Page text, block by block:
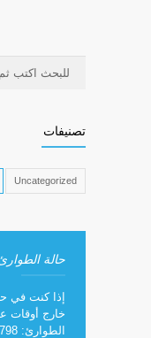
تصنيفات
Uncategorized
حالة
إذا كنت في
خارج أوقات
الطوارئ: 38194798